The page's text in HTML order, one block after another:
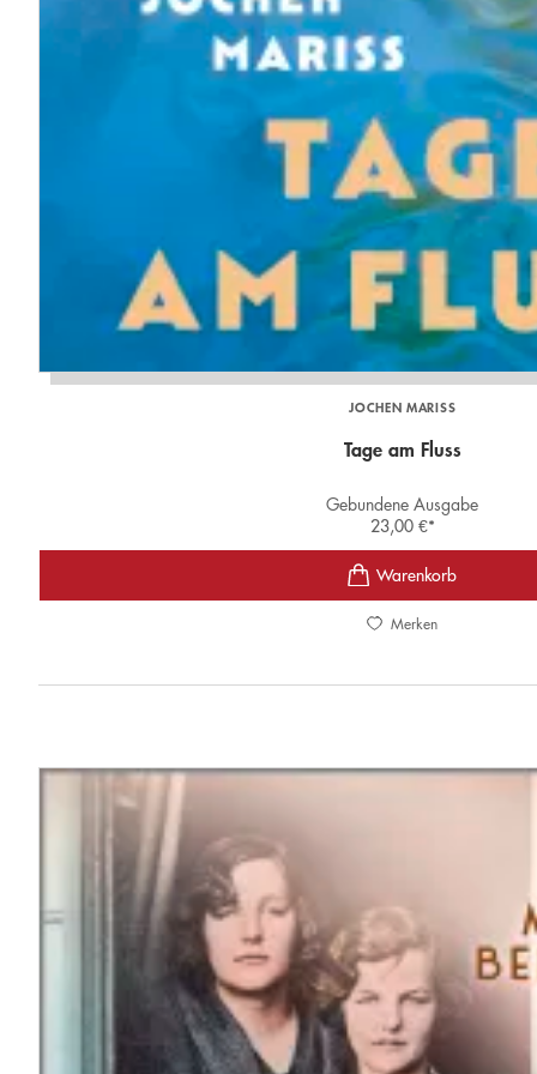
JOCHEN MARISS
Tage am Fluss
Gebundene Ausgabe
23,00 €*
Merken